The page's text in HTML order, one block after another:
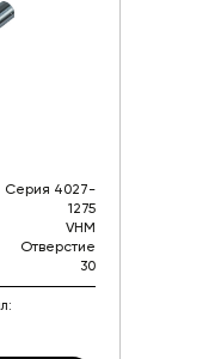
Серия 4027-
1275
VHM
Отверстие
30